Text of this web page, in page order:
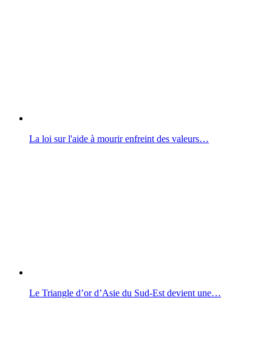
La loi sur l'aide à mourir enfreint des valeurs…
Le Triangle d’or d’Asie du Sud-Est devient une…